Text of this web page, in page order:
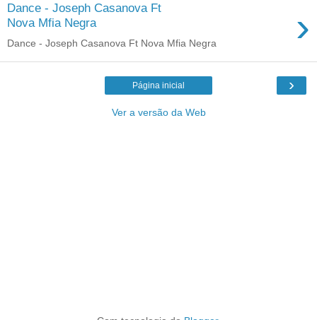
Dance - Joseph Casanova Ft
Nova Mfia Negra
›
Dance - Joseph Casanova Ft Nova Mfia Negra
›
Página inicial
Ver a versão da Web